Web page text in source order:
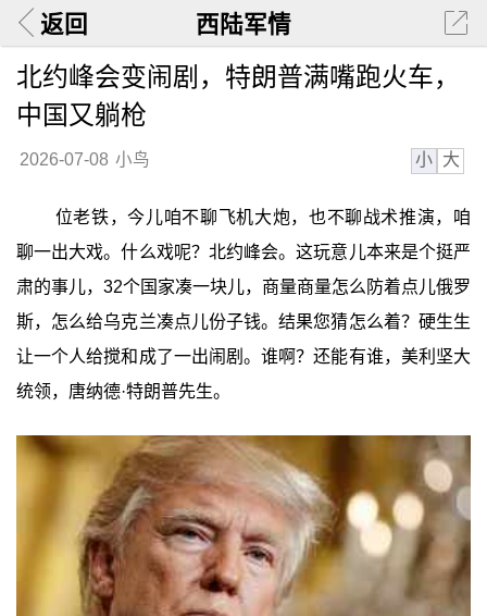
返回 西陆军情
北约峰会变闹剧，特朗普满嘴跑火车，
中国又躺枪
2026-07-08 小鸟 小 大
位老铁，今儿咱不聊飞机大炮，也不聊战术推演，咱
聊一出大戏。什么戏呢？北约峰会。这玩意儿本来是个挺严
肃的事儿，32个国家凑一块儿，商量商量怎么防着点儿俄罗
斯，怎么给乌克兰凑点儿份子钱。结果您猜怎么着？硬生生
让一个人给搅和成了一出闹剧。谁啊？还能有谁，美利坚大
统领，唐纳德·特朗普先生。